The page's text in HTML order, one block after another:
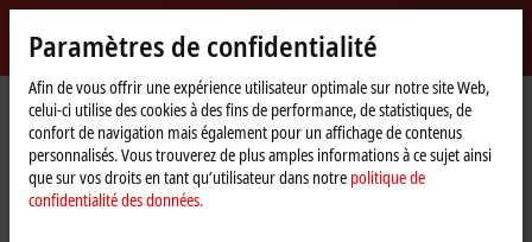
Beckhoff
-
New
Automation
Technology
myBeckhoff
Page
d'accueil
Products I/O
Fieldbus Box and IO-Link box
Product finder Fieldbus Box and IO-Link box
Paramètres de confidentialité
Afin de vous offrir une expérience utilisateur optimale sur notre site Web,
celui-ci utilise des cookies à des fins de performance, de statistiques, de
confort de navigation mais également pour un affichage de contenus
personnalisés. Vous trouverez de plus amples informations à ce sujet ainsi
que sur vos droits en tant qu’utilisateur dans notre politique de
confidentialité des données.